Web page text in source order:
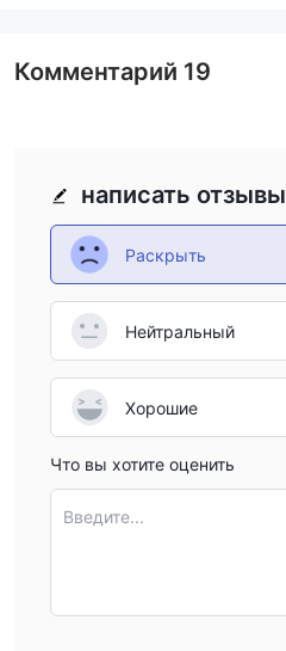
написать отзывы
Раскрыть
Нейтральный
Хорошие
Что вы хотите оценить
Введите...
Комментарий 19